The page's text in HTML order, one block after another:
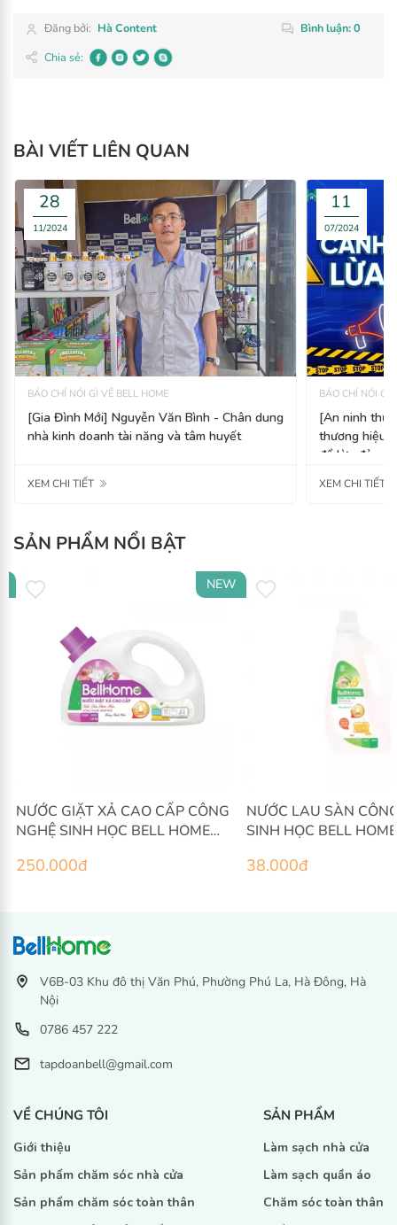
Chia sẻ:
BÀI VIẾT LIÊN QUAN
BÁO CHÍ NÓI GÌ VỀ BELL HOME
[Gia Đình Mới] Nguyễn Văn Bình - Chân dung
nhà kinh doanh tài năng và tâm huyết
XEM CHI TIẾT
BÁO CHÍ NÓI GÌ
[An ninh thủ
thương hiệu
để lừa đảo
XEM CHI TIẾT
SẢN PHẨM NỔI BẬT
NƯỚC GIẶT XẢ CAO CẤP CÔNG
NGHỆ SINH HỌC BELL HOME
250.000đ
NEW
NƯỚC LAU SÀN
SINH HỌC BELL
38.000đ
V6B-03 Khu đô thị Văn Phú, Phường Phú La, Hà Đông, Hà
Nội
0786 457 222
tapdoanbell@gmail.com
VỀ CHÚNG TÔI
Giới thiệu
Sản phẩm chăm sóc nhà cửa
Sản phẩm chăm sóc toàn thân
SẢN PHẨM
Làm sạch nhà cửa
Làm sạch quần áo
Chăm sóc toàn thân